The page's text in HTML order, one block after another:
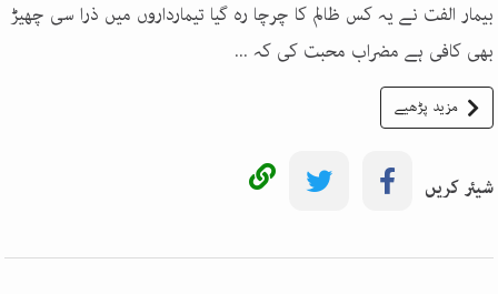
بیمار الفت نے یہ کس ظالم کا چرچا رہ گیا تیمارداروں میں ذرا سی چھیڑ
بھی کافی ہے مضراب محبت کی کہ ...
مزید پڑھیے
شیئر کریں